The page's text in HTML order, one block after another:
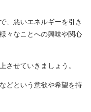
、悪いエネルギーを引き
々なことへの興味や関心
させていきましょう。
どという意欲や希望を持